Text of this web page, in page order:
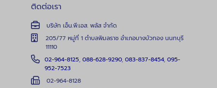
ติดต่อเรา
บริษัท เอ็น.พี.เอส. พลัส จำกัด
205/77 หมู่ที่ 1 ตำบลพิมลราช อำเภอบางบัวทอง นนทบุรี
11110
02-964-8125, 088-628-9290, 083-837-8454, 095-
952-7523
02-964-8128